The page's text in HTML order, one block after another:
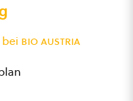
bio austria